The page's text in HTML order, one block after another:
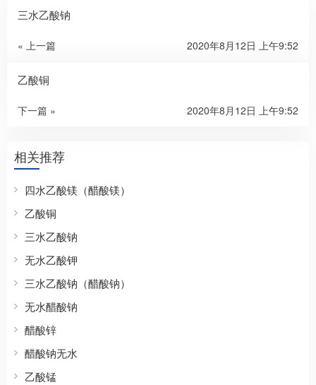
三水乙酸钠
« 上一篇 2020年8月12日 上午9:52
乙酸铜
下一篇 » 2020年8月12日 上午9:52
相关推荐
四水乙酸镁（醋酸镁）
乙酸铜
三水乙酸钠
无水乙酸钾
三水乙酸钠（醋酸钠）
无水醋酸钠
醋酸锌
醋酸钠无水
乙酸锰